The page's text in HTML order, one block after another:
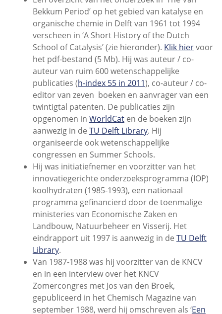
Bekkum Period’ op het gebied van katalyse en
organische chemie in Delft van 1961 tot 1994
verscheen in ‘A Short History of the Dutch
School of Catalysis’ (zie hieronder). Klik hiervoor
het pdf-bestand (5 Mb). Hij was auteur / co-
auteur van ruim 600 wetenschappelijke
publicaties (h-index 55 in 2011), co-auteur / co-
editor van zeven boeken en aanvrager van een
twintigtal patenten. De publicaties zijn
opgenomen in WorldCaten de boeken zijn
aanwezig in de TU Delft Library. Hij
organiseerde ook wetenschappelijke
congressen en Summer Schools.
Hij was initiatiefnemer en voorzitter van het
innovatiegerichte onderzoeksprogramma (IOP)
koolhydraten (1985-1993), een nationaal
programma gefinancierd door de toenmalige
ministeries van Economische Zaken en
Landbouw, Natuurbeheer en Visserij. Het
eindrapport uit 1997 is aanwezig in de TU Delft
Library.
Van 1987-1988 was hij voorzitter van de KNCV
en in een interview over het KNCV
Zomercongres met Jos van den Broek,
gepubliceerd in het Chemisch Magazine van
september 1988, werd hij omschreven als ‘Een